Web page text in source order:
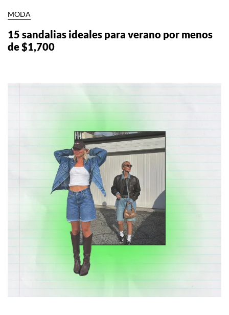
MODA
15 sandalias ideales para verano por menos
de $1,700